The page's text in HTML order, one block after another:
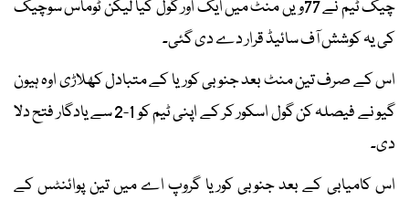
چیک ٹیم نے 77ویں منٹ میں ایک اور گول کیا لیکن ٹوماس سوچیک
کی یہ کوشش آف سائیڈ قرار دے دی گئی۔
اس کے صرف تین منٹ بعد جنوبی کوریا کے متبادل کھلاڑی اوہ ہیون
گیو نے فیصلہ کن گول اسکور کر کے اپنی ٹیم کو 1-2 سے یادگار فتح دلا
دی۔
اس کامیابی کے بعد جنوبی کوریا گروپ اے میں تین پوائنٹس کے